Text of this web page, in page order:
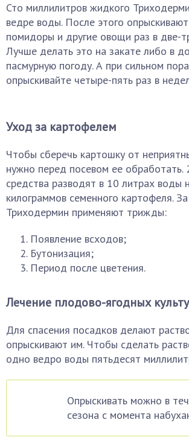
Сто миллилитров жидкого
ведре воды. После этого
помидоры и другие овощи раз в две-
Лучше делать это на закате либо в
пасмурную погоду. А при сильном
опрыскивайте четыре-пять раз в
Уход за картофелем
Чтобы сберечь картошку от
нужно перед посевом ее обработать.
средства разводят в 10 литрах воды
килограммов семенного картофеля.
Триходермин применяют трижды:
Появление всходов;
Бутонизация;
Период после цветения.
Лечение плодово-ягодных
Для спасения посадков делают
опрыскивают им. Чтобы сделать
одно ведро воды пятьдесят
Опрыскивать можно в
сезона с момента